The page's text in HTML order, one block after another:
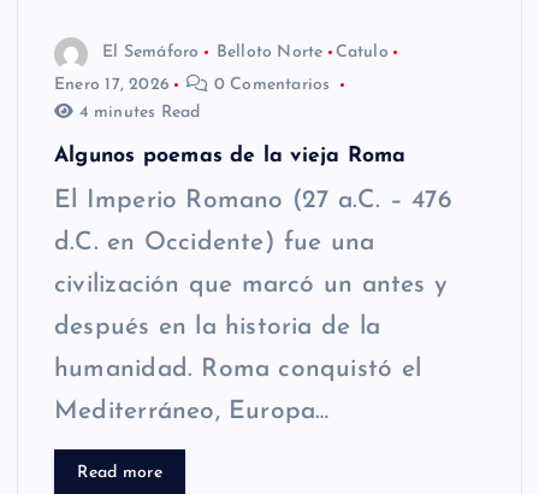
El Semáforo Belloto Norte
Catulo
Enero 17, 2026
0 Comentarios
4 minutes Read
Algunos poemas de la vieja Roma
El Imperio Romano (27 a.C. – 476
d.C. en Occidente) fue una
civilización que marcó un antes y
después en la historia de la
humanidad. Roma conquistó el
Mediterráneo, Europa…
Read more